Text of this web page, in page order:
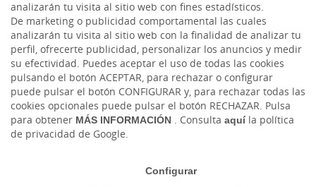
analizarán tu visita al sitio web con fines estadísticos.
De marketing o publicidad comportamental las cuales
analizarán tu visita al sitio web con la finalidad de analizar tu
perfil, ofrecerte publicidad, personalizar los anuncios y medir
su efectividad. Puedes aceptar el uso de todas las cookies
pulsando el botón ACEPTAR, para rechazar o configurar
puede pulsar el botón CONFIGURAR y, para rechazar todas las
cookies opcionales puede pulsar el botón RECHAZAR. Pulsa
para obtener MÁS INFORMACIÓN . Consulta aquíla política
de privacidad de Google.
Configurar
Cargando contenido, por favor espere...